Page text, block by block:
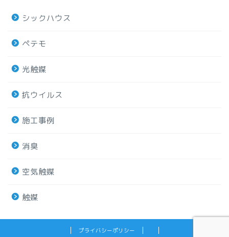
シックハウス
ペテモ
光触媒
抗ウイルス
施工事例
消臭
空気触媒
触媒
プライバシーポリシー